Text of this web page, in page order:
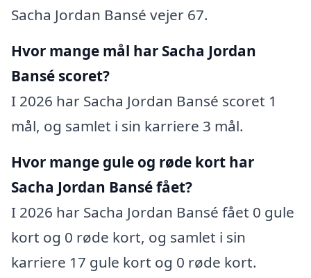
Sacha Jordan Bansé vejer 67.
Hvor mange mål har Sacha Jordan
Bansé scoret?
I 2026 har Sacha Jordan Bansé scoret 1
mål, og samlet i sin karriere 3 mål.
Hvor mange gule og røde kort har
Sacha Jordan Bansé fået?
I 2026 har Sacha Jordan Bansé fået 0 gule
kort og 0 røde kort, og samlet i sin
karriere 17 gule kort og 0 røde kort.